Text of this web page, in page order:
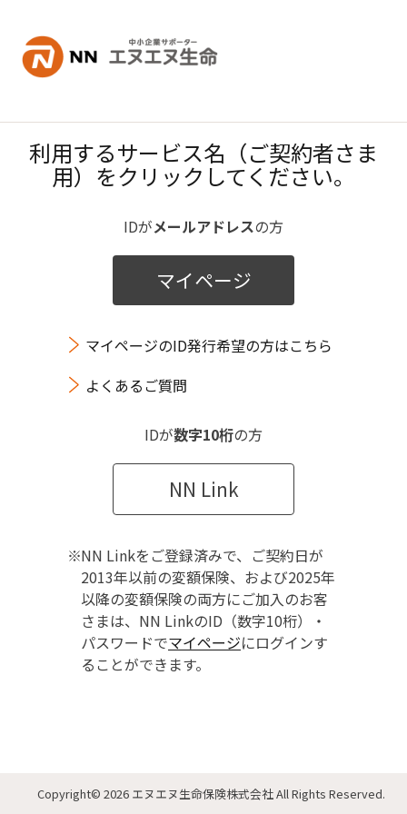
利用するサービス名（ご契約者さま
用）をクリックしてください。
IDがメールアドレスの方
マイページ
マイページのID発行希望の方はこちら
よくあるご質問
IDが数字10桁の方
NN Link
NN Linkをご登録済みで、ご契約日が
2013年以前の変額保険、および2025年
以降の変額保険の両方にご加入のお客
さまは、NN LinkのID（数字10桁）・
パスワードでマイページにログインす
ることができます。
Copyright© 2026 エヌエヌ生命保険株式会社All Rights Reserved.